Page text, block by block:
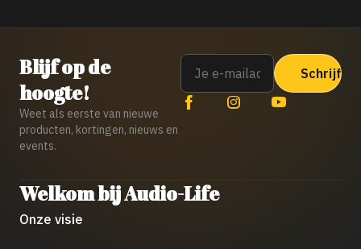
Blijf op de
hoogte!
Weet als eerste van nieuwe
producten, kortingen, nieuws en
events.
Email
Welkom bij Audio-Life
Onze visie